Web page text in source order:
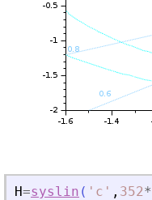
H=syslin ( ' c ' , 352*